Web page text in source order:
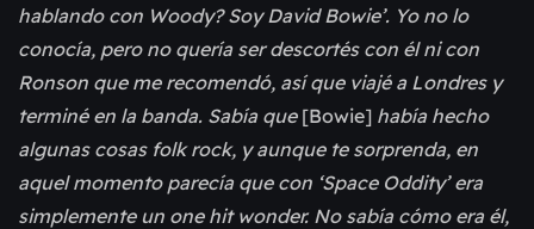
hablando con Woody? Soy David Bowie’. Yo no lo
conocía, pero no quería ser descortés con él ni con
Ronson que me recomendó, así que viajé a Londres y
terminé en la banda. Sabía que [Bowie] había hecho
algunas cosas folk rock, y aunque te sorprenda, en
aquel momento parecía que con ‘Space Oddity’ era
simplemente un one hit wonder. No sabía cómo era él,